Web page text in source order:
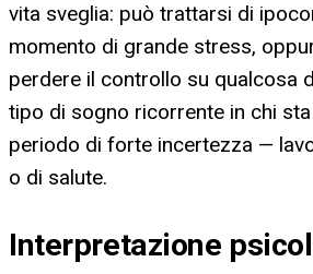
vita sveglia: può trattarsi di
momento di grande stress,
perdere il controllo su qualcosa
tipo di sogno ricorrente in chi
periodo di forte incertezza —
o di salute.
Interpretazione